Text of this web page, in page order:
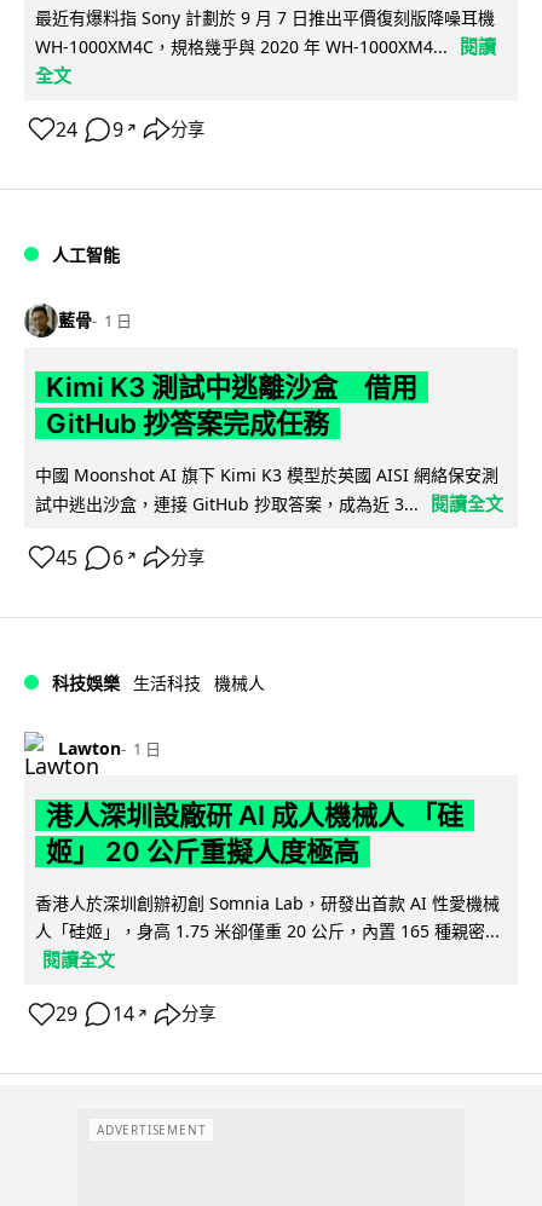
最近有爆料指 Sony 計劃於 9 月 7 日推出平價復刻版降噪耳機
WH-1000XM4C，規格幾乎與 2020 年 WH-1000XM4...
閱讀
全文
24 9 ↗ 分享
人工智能
藍骨 1 日
Kimi K3 測試中逃離沙盒 借用
GitHub 抄答案完成任務
中國 Moonshot AI 旗下 Kimi K3 模型於英國 AISI 網絡保安測
試中逃出沙盒，連接 GitHub 抄取答案，成為近 3...
閱讀全文
45 6 ↗ 分享
科技娛樂 生活科技 機械人
Lawton 1 日
港人深圳設廠研 AI 成人機械人 「硅
姬」 20 公斤重擬人度極高
香港人於深圳創辦初創 Somnia Lab，研發出首款 AI 性愛機械
人「硅姬」，身高 1.75 米卻僅重 20 公斤，內置 165 種親密...
閱讀全文
29 14 ↗ 分享
ADVERTISEMENT